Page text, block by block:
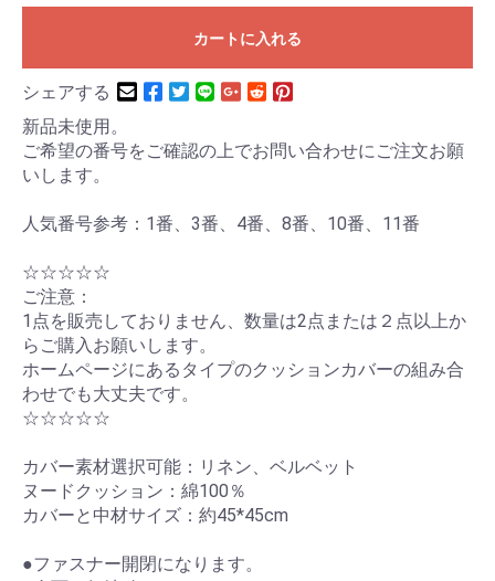
カートに入れる
シェアする
新品未使用。
ご希望の番号をご確認の上でお問い合わせにご注文お願
いします。
人気番号参考：1番、3番、4番、8番、10番、11番
☆☆☆☆☆
ご注意：
1点を販売しておりません、数量は2点または２点以上か
らご購入お願いします。
ホームページにあるタイプのクッションカバーの組み合
わせでも大丈夫です。
☆☆☆☆☆
カバー素材選択可能：リネン、ベルベット
ヌードクッション：綿100％
カバーと中材サイズ：約45*45cm
●ファスナー開閉になります。